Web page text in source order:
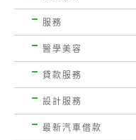
服務
醫學美容
貸款服務
設計服務
最新汽車借款